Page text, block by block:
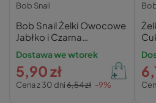
Bob Snail
Bob Snail Żelki Owocowe
Jabłko i Czarna
Porzeczka 40g
Dostawa we wtorek
Cena z 30 dni6,54 zł -9%
5,90 zł